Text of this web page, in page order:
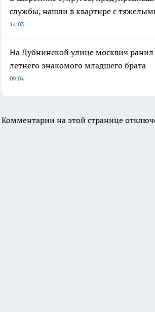
службы, нашли в квартире с
14:03
На Дубнинской улице москвич
летнего знакомого младшего брата
09:04
Комментарии на этой странице